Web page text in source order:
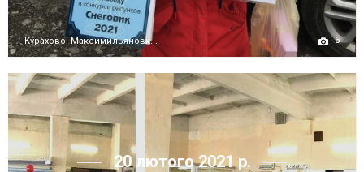
Курахово, Максимильяновк... 6
20 лютого 2021 р.